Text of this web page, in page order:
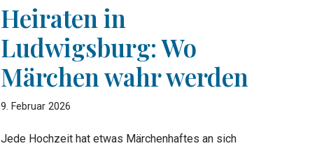
Heiraten in
Ludwigsburg: Wo
Märchen wahr werden
9. Februar 2026
Jede Hochzeit hat etwas Märchenhaftes an sich